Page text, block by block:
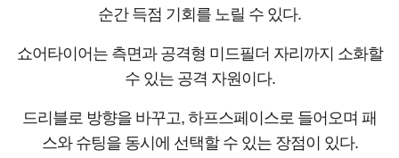
순간 득점 기회를 노릴 수 있다.
쇼어타이어는 측면과 공격형 미드필더 자리까지 소화할
수 있는 공격 자원이다.
드리블로 방향을 바꾸고, 하프스페이스로 들어오며 패
스와 슈팅을 동시에 선택할 수 있는 장점이 있다.